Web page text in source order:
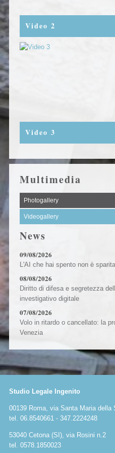
Video 2
Video 3
Multimedia
Photogallery
Videogallery
News
09/08/2026
L'AI che hai spento non è sparita
08/08/2026
Diritto di difesa e segretezza
investigativo digitale
07/08/2026
Volo in ritardo o cancellato: la
Venezia
Studio Legale Ingenito
00139 Roma, via Santa Maria della
tel. 06.8540661 - 347.2224248
53040 Cetona (SI), via Rosini n.2
tel. 0578.1850023